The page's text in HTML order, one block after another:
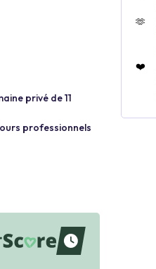
privé de 11
professionnels
🫶
❤️